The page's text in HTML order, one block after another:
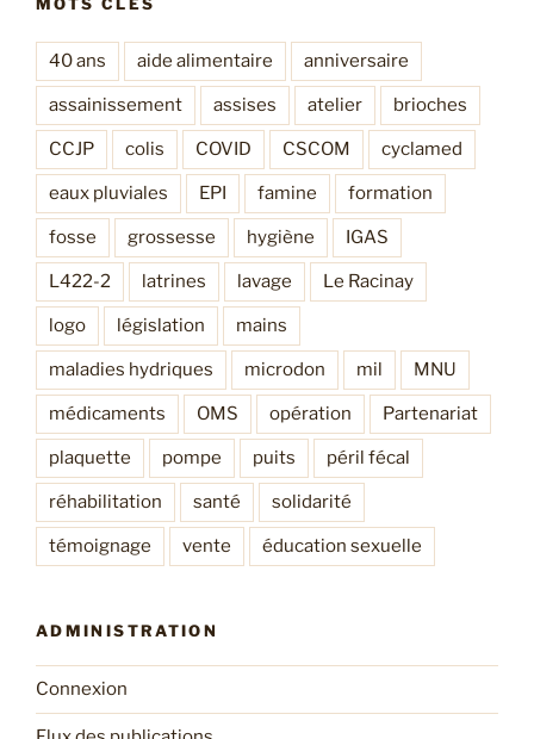
40 ans aide alimentaire anniversaire
assainissement assises atelier brioches
CCJP colis COVID CSCOM cyclamed
eaux pluviales EPI famine formation
fosse grossesse hygiène IGAS
L422-2 latrines lavage Le Racinay
logo législation mains
maladies hydriques microdon mil MNU
médicaments OMS opération Partenariat
plaquette pompe puits péril fécal
réhabilitation santé solidarité
témoignage vente éducation sexuelle
ADMINISTRATION
Connexion